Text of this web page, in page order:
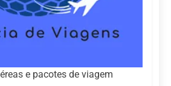
e pacotes de viagem